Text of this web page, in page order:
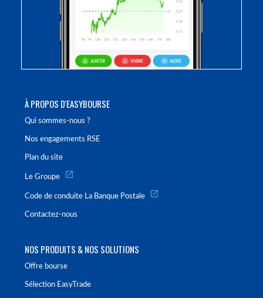
À PROPOS D'EASYBOURSE
Qui sommes-nous ?
Nos engagements RSE
Plan du site
Le Groupe
Code de conduite La Banque Postale
Contactez-nous
NOS PRODUITS & NOS SOLUTIONS
Offre bourse
Sélection EasyTrade